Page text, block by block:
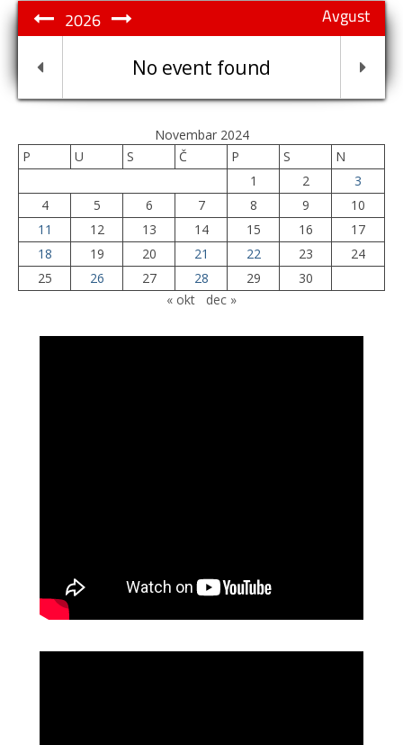
Avgust
2026
No event found
Novembar 2024
P
U S Č P S
N
1
2
3
4
5 6 7 8 9
10
11
12 13 14 15 16
17
18
19 20 21 22 23
24
25
26 27 28 29
30
« okt
dec »